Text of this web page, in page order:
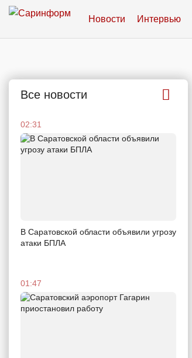
Новости Интервью
Все новости
02:31
В Саратовской области объявили угрозу
атаки БПЛА
01:47